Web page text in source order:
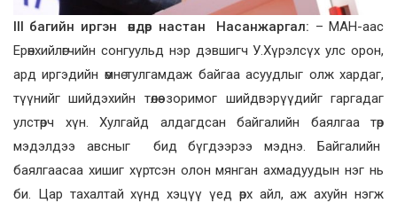
III багийн иргэн өндөр настан Насанжаргал: – МАН-аас
Ерөнхийлөгчийн сонгуульд нэр дэвшигч У.Хүрэлсүх улс орон,
ард иргэдийн өмнө тулгамдаж байгаа асуудлыг олж хардаг,
түүнийг шийдэхийн төлөө зоримог шийдвэрүүдийг гаргадаг
улстөрч хүн. Хулгайд алдагдсан байгалийн баялгаа төр
мэдэлдээ авсныг бид бүгдээрээ мэднэ. Байгалийн
баялгаасаа хишиг хүртсэн олон мянган ахмадуудын нэг нь
би. Цар тахалтай хүнд хэцүү үед өрх айл, аж ахуйн нэгж